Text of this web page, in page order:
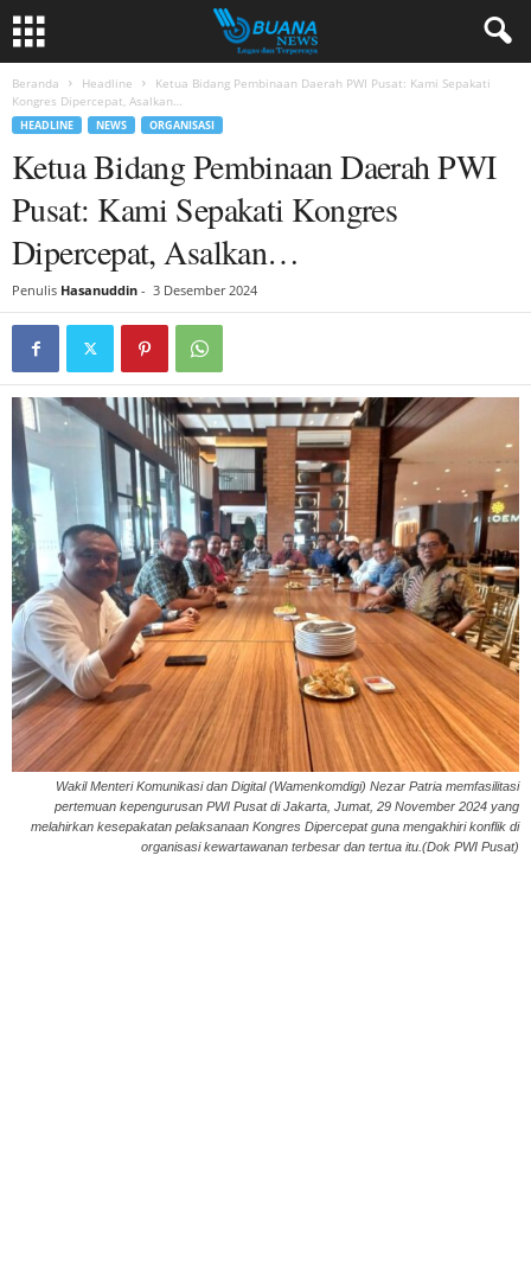
Beranda Headline
Ketua Bidang Pembinaan Daerah PWI Pusat: Kami Sepakati
Kongres Dipercepat, Asalkan…
HEADLINE NEWS ORGANISASI
Ketua Bidang Pembinaan Daerah PWI
Pusat: Kami Sepakati Kongres
Dipercepat, Asalkan…
Penulis Hasanuddin - 3 Desember 2024
Wakil Menteri Komunikasi dan Digital (Wamenkomdigi) Nezar Patria memfasilitasi
pertemuan kepengurusan PWI Pusat di Jakarta, Jumat, 29 November 2024 yang
melahirkan kesepakatan pelaksanaan Kongres Dipercepat guna mengakhiri konflik di
organisasi kewartawanan terbesar dan tertua itu.(Dok PWI Pusat)